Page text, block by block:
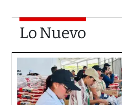
Lo Nuevo